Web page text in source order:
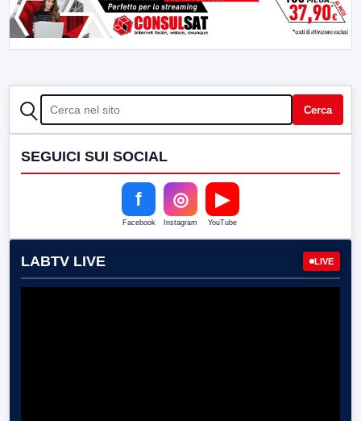
CERCA Cerca
SEGUICI SUI SOCIAL
f
Facebook
◎
Instagram
▶
YouTube
LABTV LIVE LIVE